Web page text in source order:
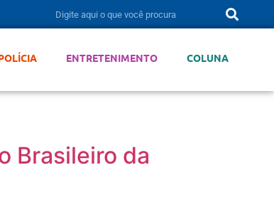
ENTRETENIMENTO COLUNA
Brasileiro da